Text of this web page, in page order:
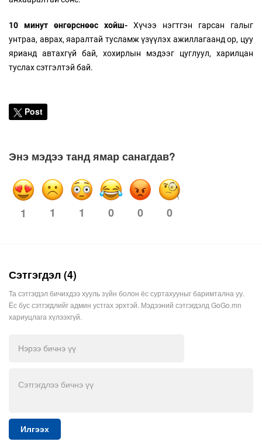
10 минут өнгөрснөөс хойш- Хүчээ нэгтгэн гарсан галыг
унтраа, аврах, яаралтай тусламж үзүүлэх ажиллагаанд ор, цуу
ярианд автахгүй бай, хохирлын мэдээг цуглуул, харилцан
туслах сэтгэлтэй бай.
Post
Энэ мэдээ танд ямар санагдав?
1 1 1 0 0 0
Сэтгэгдэл (4)
Та сэтгэгдэл бичихдээ хууль зүйн болон ёс суртахууныг баримтална уу.
Ёс бус сэтгэгдлийг админ устгах эрхтэй. Мэдээний сэтгэгдэлд GoGo.mn
хариуцлага хүлээхгүй.
Илгээх